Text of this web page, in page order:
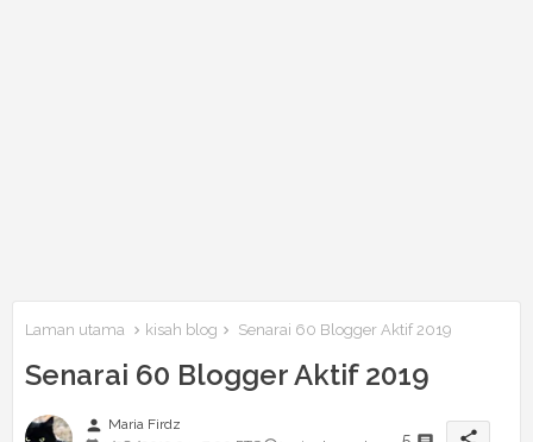
Laman utama kisah blog Senarai 60 Blogger Aktif 2019
Senarai 60 Blogger Aktif 2019
person Maria Firdz